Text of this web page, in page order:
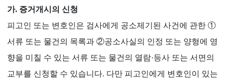
가. 증거개시의 신청
피고인 또는 변호인은 검사에게 공소제기된 사건에 관한 ①
서류 또는 물건의 목록과 ②공소사실의 인정 또는 양형에 영
향을 미칠 수 있는 서류 또는 물건의 열람·등사 또는 서면의
교부를 신청할 수 있습니다. 다만 피고인에게 변호인이 있는